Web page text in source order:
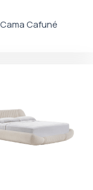
Cama Cafuné